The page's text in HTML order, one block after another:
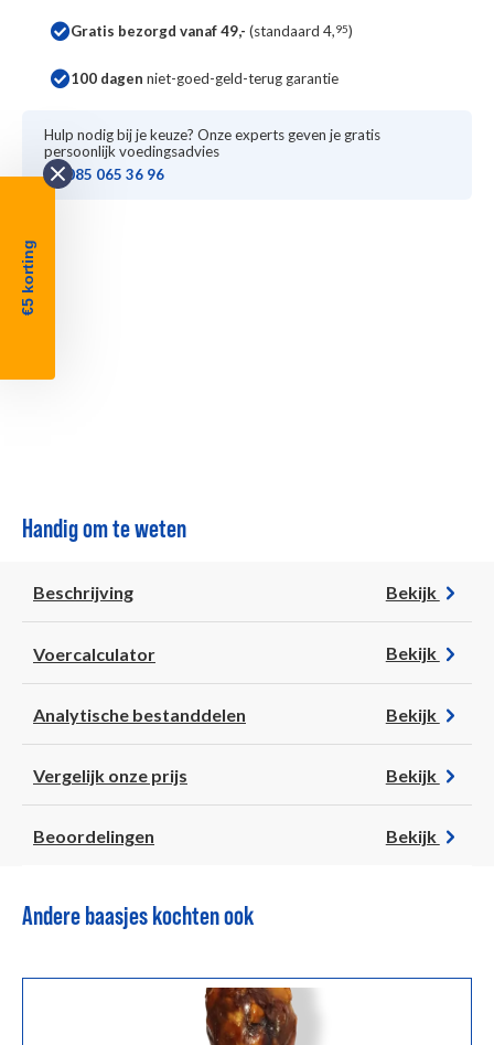
Gratis bezorgd vanaf 49,- (standaard 4,95)
100 dagen niet-goed-geld-terug garantie
Hulp nodig bij je keuze? Onze experts geven je gratis
persoonlijk voedingsadvies
085 065 36 96
Handig om te weten
Beschrijving Bekijk
Voercalculator Bekijk
Analytische bestanddelen Bekijk
Vergelijk onze prijs Bekijk
Beoordelingen Bekijk
Andere baasjes kochten ook
€5 korting